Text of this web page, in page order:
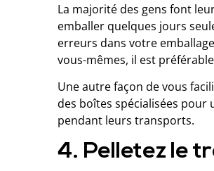
La majorité des gens font
emballer quelques jours
erreurs dans votre
vous-mêmes, il est
Une autre façon de vous
des boîtes spécialisées pour
pendant leurs transports.
4. Pelletez le